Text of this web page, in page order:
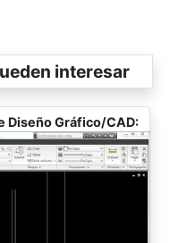
interesar
Diseño Gráfico/CAD: